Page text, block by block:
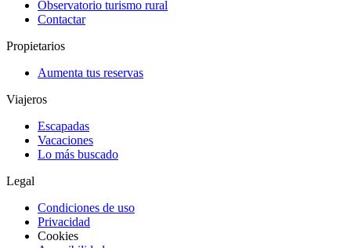
Observatorio turismo rural
Contactar
Propietarios
Aumenta tus reservas
Viajeros
Escapadas
Vacaciones
Lo más buscado
Legal
Condiciones de uso
Privacidad
Cookies